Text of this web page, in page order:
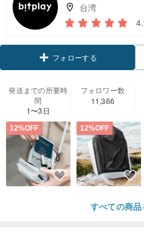
台湾
フォローする
発送までの所要時
間
1〜3日
フォロワー数
11,366
12%OFF 12%OFF
すべての商品